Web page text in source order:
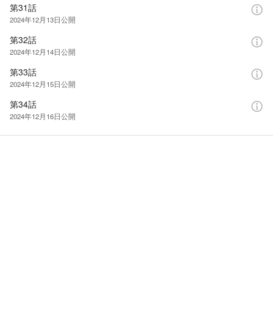
第31話
2024年12月13日公開
第32話
2024年12月14日公開
第33話
2024年12月15日公開
第34話
2024年12月16日公開